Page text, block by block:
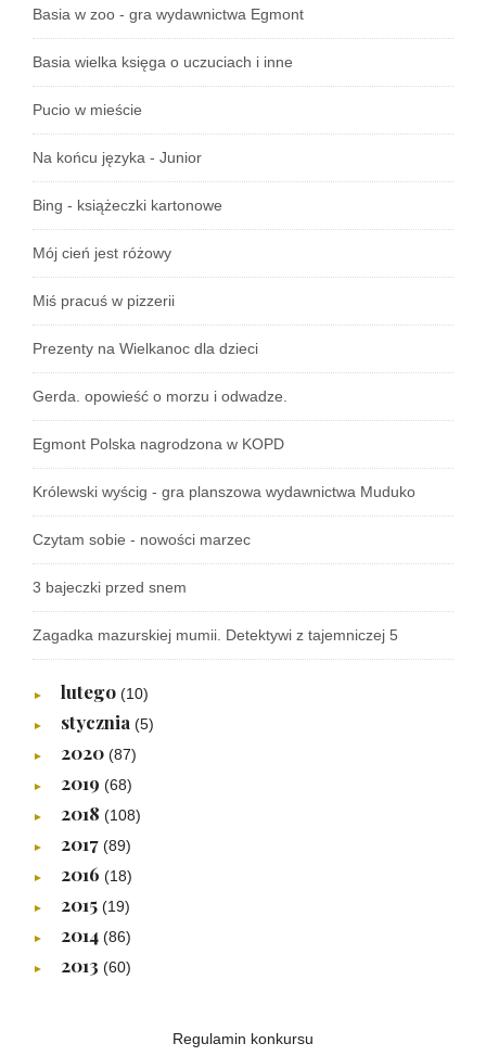
Basia w zoo - gra wydawnictwa Egmont
Basia wielka księga o uczuciach i inne
Pucio w mieście
Na końcu języka - Junior
Bing - książeczki kartonowe
Mój cień jest różowy
Miś pracuś w pizzerii
Prezenty na Wielkanoc dla dzieci
Gerda. opowieść o morzu i odwadze.
Egmont Polska nagrodzona w KOPD
Królewski wyścig - gra planszowa wydawnictwa Muduko
Czytam sobie - nowości marzec
3 bajeczki przed snem
Zagadka mazurskiej mumii. Detektywi z tajemniczej 5
► lutego (10)
► stycznia (5)
► 2020 (87)
► 2019 (68)
► 2018 (108)
► 2017 (89)
► 2016 (18)
► 2015 (19)
► 2014 (86)
► 2013 (60)
Regulamin konkursu